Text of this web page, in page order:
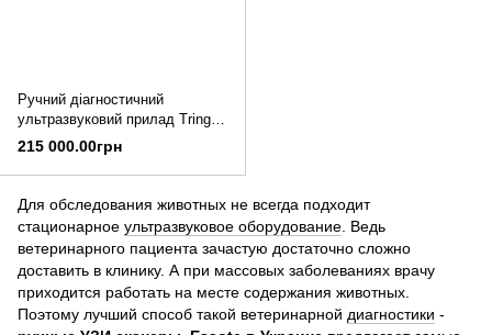
Ручний діагностичний
ультразвуковий прилад Tringa
Linear VET
215 000.00грн
Для обследования животных не всегда подходит
стационарное ультразвуковое оборудование . Ведь
ветеринарного пациента зачастую достаточно сложно
доставить в клинику. А при массовых заболеваниях врачу
приходится работать на месте содержания животных.
Поэтому лучший способ такой ветеринарной диагностики -